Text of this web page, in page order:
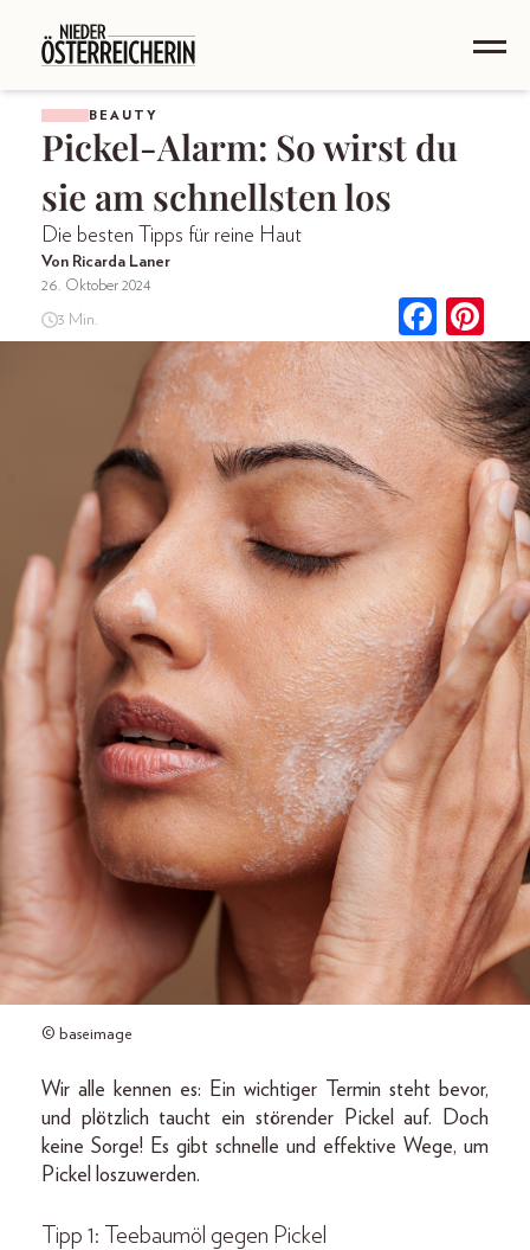
BEAUTY
Pickel-Alarm: So wirst du
sie am schnellsten los
Die besten Tipps für reine Haut
Von Ricarda Laner
26. Oktober 2024
3 Min.
© baseimage
Wir alle kennen es: Ein wichtiger Termin steht bevor,
und plötzlich taucht ein störender Pickel auf. Doch
keine Sorge! Es gibt schnelle und effektive Wege, um
Pickel loszuwerden.
Tipp 1: Teebaumöl gegen Pickel